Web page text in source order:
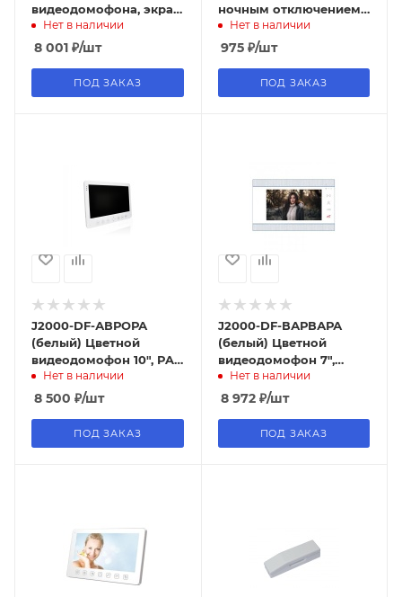
видеодомофона, экран
4,3 дюйма, с
сенсорными кнопками,
Нет в наличии
8 001 ₽/шт
ПОД ЗАКАЗ
ночным отключением,
Метаком
Нет в наличии
975₽/шт
ПОД ЗАКАЗ
J2000-DF-АВРОРА
(белый) Цветной
видеодомофон 10", PAL,
hands-free
Нет в наличии
8 500 ₽/шт
ПОД ЗАКАЗ
J2000-DF-ВАРВАРА
(белый) Цветной
видеодомофон 7",
AHD/PAL
Нет в наличии
8 972₽/шт
ПОД ЗАКАЗ